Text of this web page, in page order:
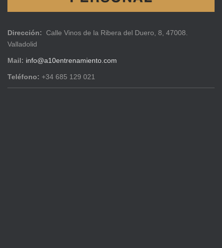
Dirección: Calle Vinos de la Ribera del Duero, 8, 47008.
Valladolid
Mail: info@a10entrenamiento.com
Teléfono: +34 685 129 021